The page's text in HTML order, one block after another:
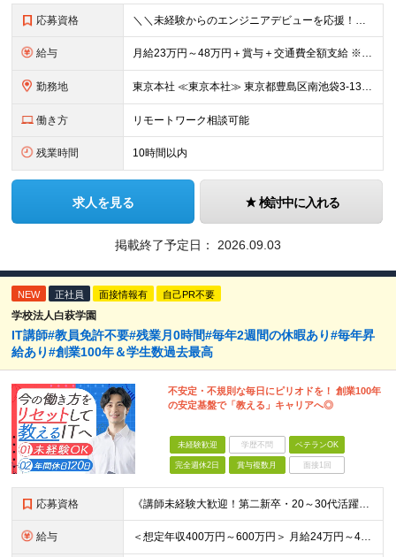
応募資格 ＼＼未経験からのエンジニアデビューを応援！／／ ★完全未経験OK ★学歴不問 ★第二新卒歓迎 実際に、元ミュージシャンや調理師など、 異業種から転職した先輩も活躍中♪ 10名ほどのチーム体制で、分
給与 月給23万円～48万円＋賞与＋交通費全額支給 ※経験・能力・スキルを考慮して決定します。 ※地方から上京される方には、上京支援金の支給もあります。 ※上記月給には固定残業代（15時間～20時間分／2
勤務地 東京本社 ≪東京本社≫ 東京都豊島区南池袋3-13-8 ホウエイビル9F ★経験者はフルリモート/リモート可 ★通院による早出や遅出にも柔軟に対応 ★池袋駅より徒歩5分の好アクセス ★未経験の方は
働き方 リモートワーク相談可能
残業時間 10時間以内
求人を見る 検討中に入れる
掲載終了予定日： 2026.09.03
NEW 正社員 面接情報有 自己PR不要
学校法人白萩学園
IT講師#教員免許不要#残業月0時間#毎年2週間の休暇あり#毎年昇
給あり#創業100年＆学生数過去最高
不安定・不規則な毎日にピリオドを！ 創業100年
の安定基盤で「教える」キャリアへ◎
未経験歓迎 学歴不問 ベテランOK
完全週休2日 賞与複数月 面接1回
応募資格 《講師未経験大歓迎！第二新卒・20～30代活躍中》 ◆大卒以上 ◆何らかのITまたはゲーム業界のご経験をお持ちの方 ┗プログラマー・ゲーム企画経験者など、職種・経験年数は不問！ 業界経験者であればご
給与 ＜想定年収400万円～600万円＞ 月給24万円～45万円+各種手当+賞与年2回 ※超過分は別途支給 ※試用期間3ヶ月あり（期間中は講師手当は減額支給、その他の待遇に差異なし） ※固定残業代：時間外労